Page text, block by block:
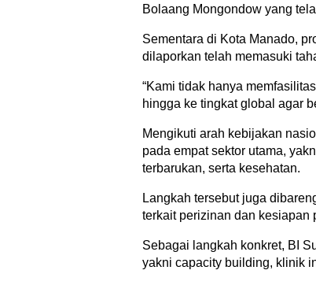
Bolaang Mongondow yang
Sementara di Kota Manado,
dilaporkan telah memasuki
“Kami tidak hanya
hingga ke tingkat global agar
Mengikuti arah kebijakan
pada empat sektor utama,
terbarukan, serta kesehatan.
Langkah tersebut juga
terkait perizinan dan kesiapan
Sebagai langkah konkret, BI
yakni capacity building, klinik